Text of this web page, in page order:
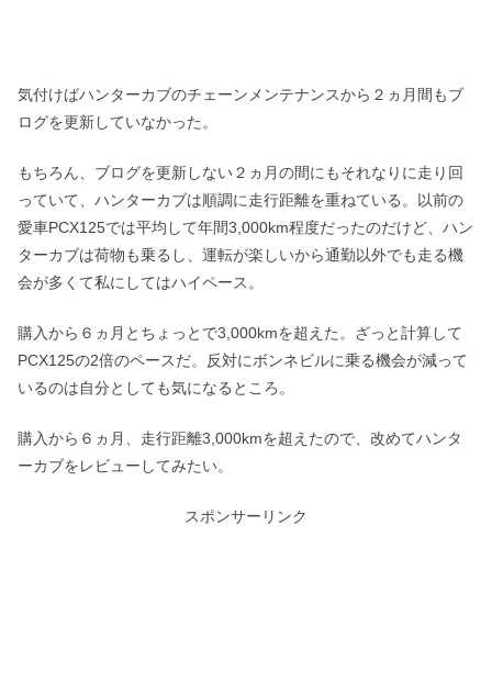
気付けばハンターカブのチェーンメンテナンスから２ヵ月間もブ
ログを更新していなかった。
もちろん、ブログを更新しない２ヵ月の間にもそれなりに走り回
っていて、ハンターカブは順調に走行距離を重ねている。以前の
愛車PCX125では平均して年間3,000km程度だったのだけど、ハン
ターカブは荷物も乗るし、運転が楽しいから通勤以外でも走る機
会が多くて私にしてはハイペース。
購入から６ヵ月とちょっとで3,000kmを超えた。ざっと計算して
PCX125の2倍のペースだ。反対にボンネビルに乗る機会が減って
いるのは自分としても気になるところ。
購入から６ヵ月、走行距離3,000kmを超えたので、改めてハンタ
ーカブをレビューしてみたい。
スポンサーリンク